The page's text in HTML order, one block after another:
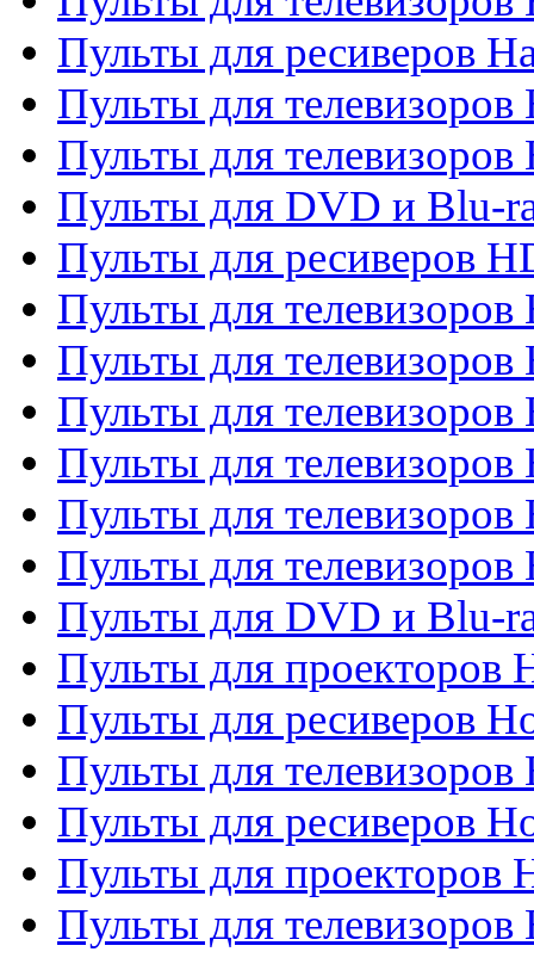
Пульты для ресиверов
Пульты для телевизоров
Пульты для телевизоров
Пульты для DVD и Blu-
Пульты для ресиверов
Пульты для
Пульты для телевизоров
Пульты для телевизоров
Пульты для телевизоров
Пульты для телевизоров
Пульты для телевизоров
Пульты для DVD и Blu-
Пульты для проекторов
Пульты для ресиверов
Пульты для
Пульты для ресиверов
Пульты для проекторов
Пульты для телевизоров